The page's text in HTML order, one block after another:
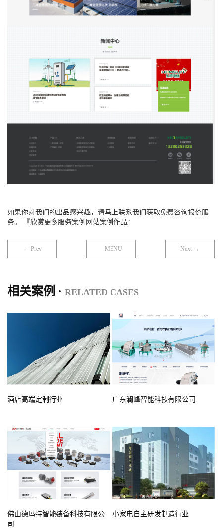
如果你对我们的出品感兴趣，请马上联系我们获取免费咨询报价服
务。 『欣赏更多服务案例网站案例作品』
← Prev MENU Next →
相关案例 · RELATED CASES
酒店高端定制行业 广东澜峰智能科技有限公司
佛山德玛特智能装备科技有限公
司
小家电自主研发制造行业